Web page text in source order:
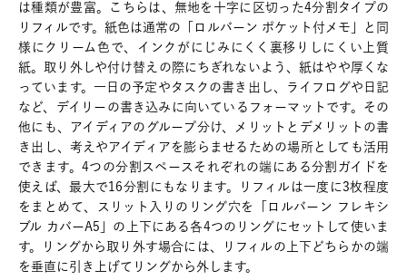
は種類が豊富。こちらは、無地を十字に区切った4分割タイプの
リフィルです。紙色は通常の「ロルバーン ポケット付メモ」と同
様にクリーム色で、インクがにじみにくく裏移りしにくい上質
紙。取り外しや付け替えの際にちぎれないよう、紙はやや厚くな
っています。一日の予定やタスクの書き出し、ライフログや日記
など、デイリーの書き込みに向いているフォーマットです。その
他にも、アイディアのグループ分け、メリットとデメリットの書
き出し、考えやアイディアを膨らませるための場所としても活用
できます。4つの分割スペースそれぞれの端にある分割ガイドを
使えば、最大で16分割にもなります。リフィルは一度に3枚程度
をまとめて、スリット入りのリング穴を「ロルバーン フレキシ
ブル カバーA5」の上下にある各4つのリングにセットして使いま
す。リングから取り外す場合には、リフィルの上下どちらかの端
を垂直に引き上げてリングから外します。